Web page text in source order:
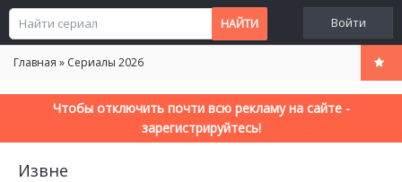
Войти
Главная » Сериалы 2026
Чтобы отключить почти всю рекламу на сайте -
зарегистрируйтесь!
Извне